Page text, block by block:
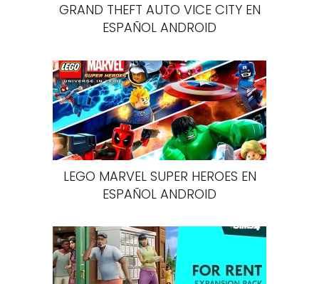
GRAND THEFT AUTO VICE CITY EN
ESPAÑOL ANDROID
LEGO MARVEL SUPER HEROES EN
ESPAÑOL ANDROID